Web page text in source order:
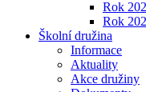
Rok
Rok
Školní družina
Informace
Aktuality
Akce družiny